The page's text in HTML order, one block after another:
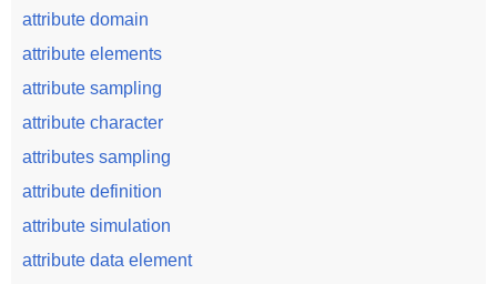
attribute domain
attribute elements
attribute sampling
attribute character
attributes sampling
attribute definition
attribute simulation
attribute data element